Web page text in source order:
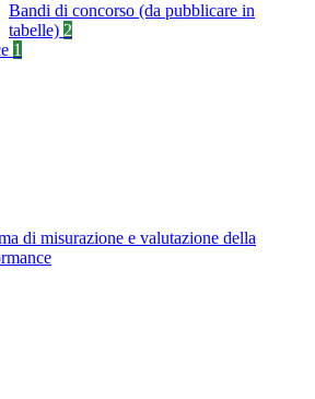
Bandi di concorso (da pubblicare in
tabelle) 2
1
di misurazione e valutazione della